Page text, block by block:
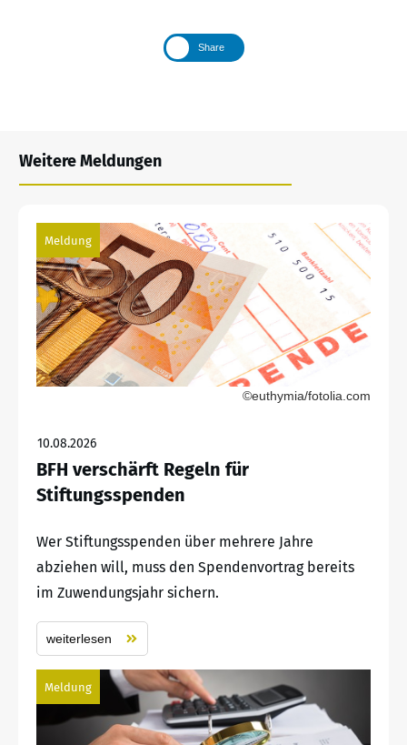
Share
Weitere Meldungen
Meldung
©euthymia/fotolia.com
10.08.2026
BFH verschärft Regeln für
Stiftungsspenden
Wer Stiftungsspenden über mehrere Jahre
abziehen will, muss den Spendenvortrag bereits
im Zuwendungsjahr sichern.
weiterlesen
Meldung